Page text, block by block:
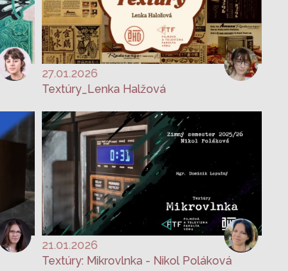
27.01.2026
Textúry_Lenka Halžová
21.01.2026
Textúry: Mikrovlnka - Nikol Poláková